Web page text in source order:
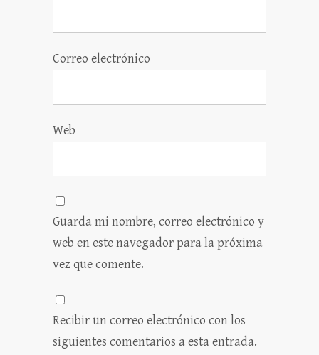
Correo electrónico
Web
Guarda mi nombre, correo electrónico y
web en este navegador para la próxima
vez que comente.
Recibir un correo electrónico con los
siguientes comentarios a esta entrada.